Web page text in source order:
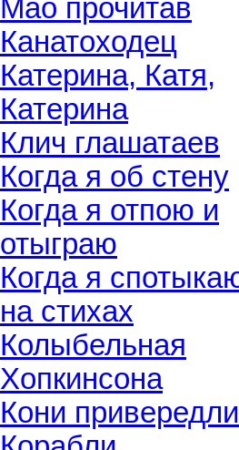
Мао прочитав
Канатоходец
Катерина, Катя,
Катерина
Клич глашатаев
Когда я об стену
Когда я отпою и
отыграю
Когда я
на стихах
Колыбельная
Хопкинсона
Кони